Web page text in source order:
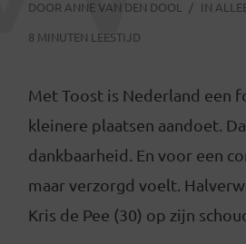
DOOR ANNE VAN DEN DOOL IN
8 MINUTEN LEESTIJD
Met Toost is Nederland een
kleinere plaatsen aandoet.
dankbaarheid. En voor een
maar verzorgd voelt.
Kris de Pee (30) op zijn